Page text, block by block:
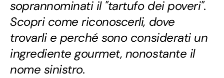
soprannominati il "tartufo dei poveri".
Scopri come riconoscerli, dove
trovarli e perché sono considerati un
ingrediente gourmet, nonostante il
nome sinistro.